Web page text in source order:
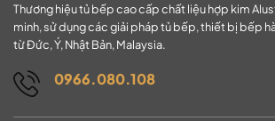
Thương hiệu tủ bếp cao cấp chất liệu hợp kim
minh, sử dụng các giải pháp tủ bếp, thiết bị bếp
từ Đức, Ý, Nhật Bản, Malaysia.
0966.080.108